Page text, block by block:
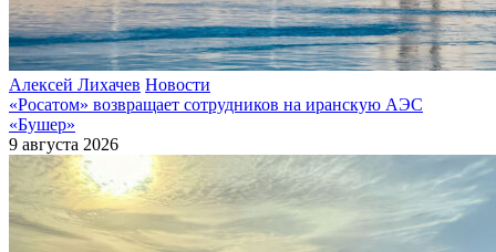
Алексей Лихачев Новости
«Росатом» возвращает сотрудников на иранскую АЭС
«Бушер»
9 августа 2026